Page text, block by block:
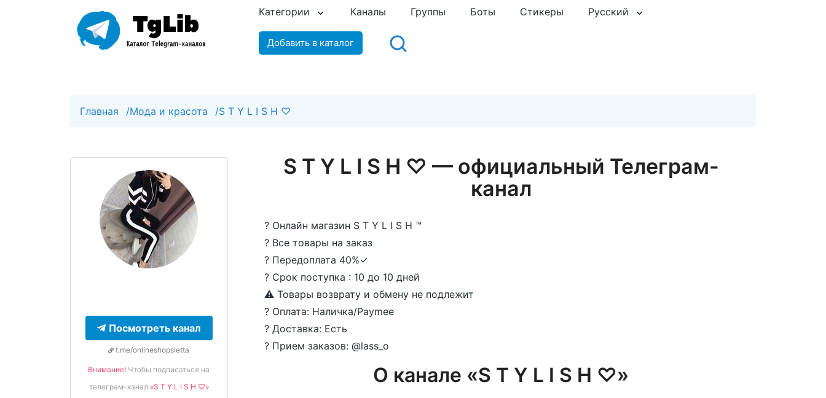
Категории Каналы Группы Боты Стикеры Русский
Добавить в каталог
Главная /Мода и красота /S T Y L I S H ♡
Посмотреть канал
t.me/onlineshopsietta
Внимание! Чтобы подписаться на
телеграм-канал «S T Y L I S H ♡»
S T Y L I S H ♡ — официальный Телеграм-
канал
? Онлайн магазин S T Y L I S H ™
? Все товары на заказ
? Передоплата 40%✓
? Срок поступка : 10 до 10 дней
⚠️ Товары возврату и обмену не подлежит
? Оплата: Наличка/Paymee
? Доставка: Есть
? Прием заказов: @lass_o
О канале «S T Y L I S H ♡»